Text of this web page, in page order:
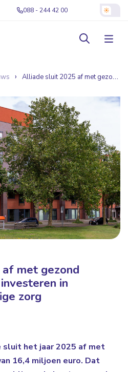
088 - 244 42 00
Alliade sluit 2025 af met gezond resultaat en blijft investeren in toekomstbestendige zorg
met gezond
in
zorg
het jaar 2025 af met
16,4 miljoen euro. Dat